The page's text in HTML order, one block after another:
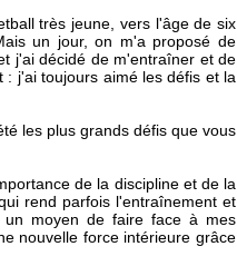
très jeune, vers l'âge de six
un jour, on m'a proposé de
j'ai décidé de m'entraîner et de
j'ai toujours aimé les défis et la
les plus grands défis que vous
de la discipline et de la
rend parfois l'entraînement et
un moyen de faire face à mes
nouvelle force intérieure grâce